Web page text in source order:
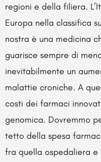
regioni e della filiera.
Europa nella classifica
nostra è una medicina
guarisce sempre di
inevitabilmente un
malattie croniche. A
costi dei farmaci
genomica. Dovremmo
tetto della spesa
fra quella ospedaliera